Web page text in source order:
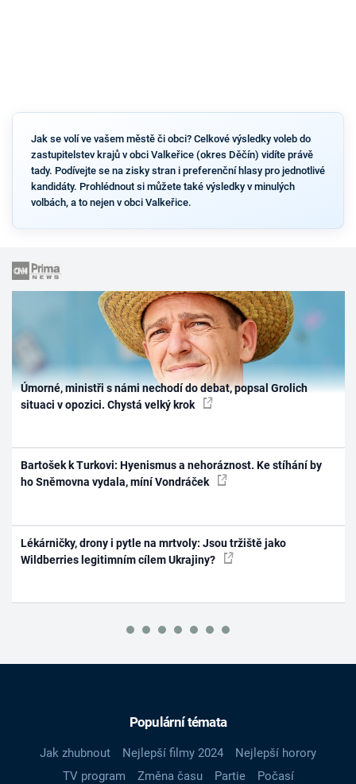
Jak se volí ve vašem městě či obci? Celkové výsledky voleb do
zastupitelstev krajů v obci Valkeřice (okres Děčín) vidíte právě
tady. Podívejte se na zisky stran i preferenční hlasy pro jednotlivé
kandidáty. Prohlédnout si můžete také výsledky v minulých
volbách, a to nejen v obci Valkeřice.
Úmorné, ministři s námi nechodí do debat, popsal Grolich
situaci v opozici. Chystá velký krok
Bartošek k Turkovi: Hyenismus a nehoráznost. Ke stíhání by
ho Sněmovna vydala, míní Vondráček
Lékárničky, drony i pytle na mrtvoly: Jsou tržiště jako
Wildberries legitimním cílem Ukrajiny?
Populární témata
Jak zhubnout Nejlepší filmy 2024
Nejlepší horory
TV program
Změna času Partie
Počasí